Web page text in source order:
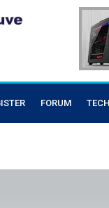
FORUM